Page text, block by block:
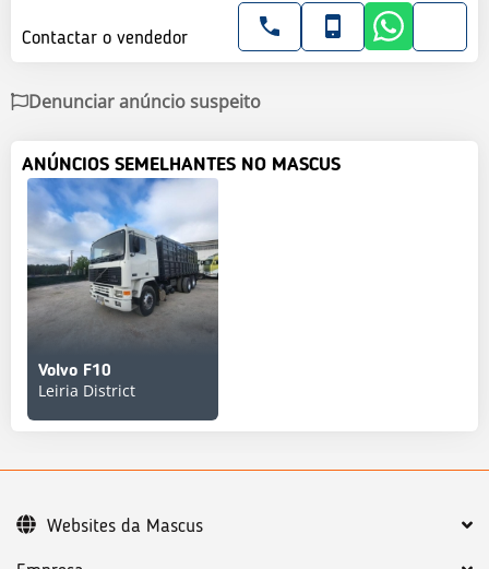
Contactar o vendedor
Denunciar anúncio suspeito
ANÚNCIOS SEMELHANTES NO MASCUS
Volvo F10
Leiria District
Websites da Mascus